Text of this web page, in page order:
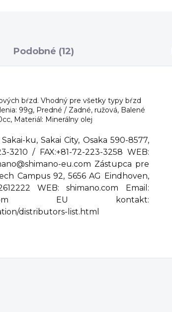
Podobné (12)
bŕzd. Vhodný pre všetky typy bŕzd
99g, Predné / Zadné, ružová, Balené
Materiál: Minerálny olej
ku, Sakai City, Osaka 590-8577,
3210 / FAX:+81-72-223-3258 WEB:
eu.com Zástupca pre
Campus 92, 5656 AG Eindhoven,
WEB: shimano.com Email:
eu.com EU kontakt:
distributors-list.html